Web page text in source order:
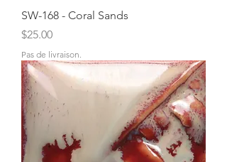
SW-168 - Coral Sands
Price
$25.00
Pas de livraison.